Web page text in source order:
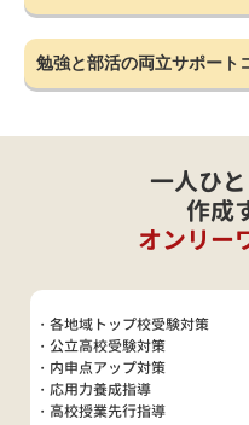
勉強と部活の両立サポート
一人ひ
作成
オンリー
・各地域トップ校受験対策
・公立高校受験対策
・内申点アップ対策
・応用力養成指導
・高校授業先行指導